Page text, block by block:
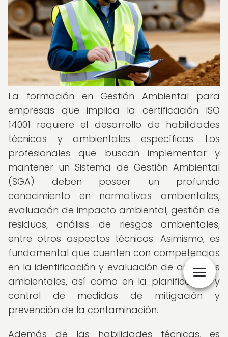
La formación en Gestión Ambiental para
empresas que implica la certificación ISO
14001 requiere el desarrollo de habilidades
técnicas y ambientales específicas. Los
profesionales que buscan implementar y
mantener un Sistema de Gestión Ambiental
(SGA) deben poseer un profundo
conocimiento en normativas ambientales,
evaluación de impacto ambiental, gestión de
residuos, análisis de riesgos ambientales,
entre otros aspectos técnicos. Asimismo, es
fundamental que cuenten con competencias
en la identificación y evaluación de aspectos
ambientales, así como en la planificación y
control de medidas de mitigación y
prevención de la contaminación.
Además de las habilidades técnicas, es